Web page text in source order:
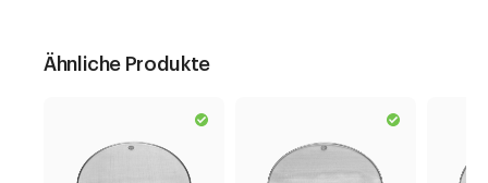
Ähnliche Produkte